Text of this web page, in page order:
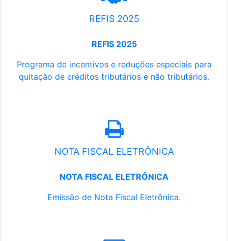
REFIS 2025
REFIS 2025
Programa de incentivos e reduções especiais para
quitação de créditos tributários e não tributários.
NOTA FISCAL ELETRÔNICA
NOTA FISCAL ELETRÔNICA
Emissão de Nota Fiscal Eletrônica.